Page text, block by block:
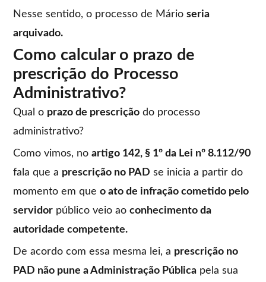
Nesse sentido, o processo de Márioseria
arquivado.
Como calcular o prazo de
prescrição do Processo
Administrativo?
Qual o prazo de prescrição do processo
administrativo?
Como vimos, noartigo 142, § 1º da Lei nº 8.112/90
fala que a prescrição no PAD se inicia a partir do
momento em queo ato de infração cometido pelo
servidor público veio aoconhecimento da
autoridade competente.
De acordo com essa mesma lei, a prescrição no
PAD não pune a Administração Pública pela sua